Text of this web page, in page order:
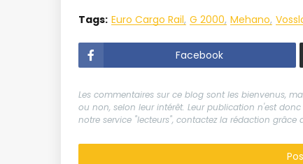
Tags: Euro Cargo Rail G 2000 Mehano
Facebook
Les commentaires sur ce blog sont les bienvenus,
ou non, selon leur intérêt. Leur publication n'est
notre service "lecteurs", contactez la rédaction